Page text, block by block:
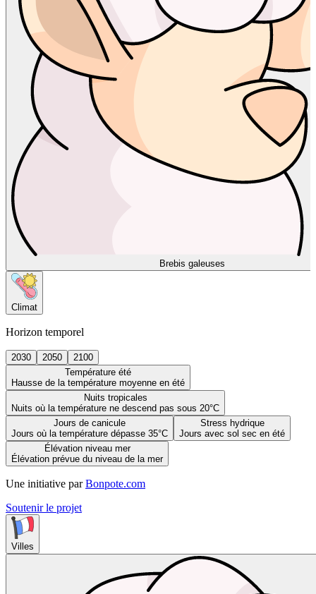
Brebis galeuses
Climat
Horizon temporel
2030 2050
2100
Température été
Hausse de la température moyenne en été
Nuits tropicales
Nuits où la température ne descend pas sous 20°C
Jours de canicule
Jours où la température dépasse 35°C
Stress hydrique
Jours avec sol sec en été
Élévation niveau mer
Élévation prévue du niveau de la mer
Une initiative par Bonpote.com
Soutenir le projet
Villes